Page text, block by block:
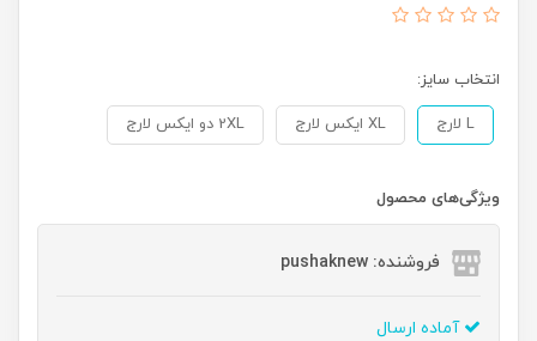
انتخاب سایز:
L لارج XL ایکس لارج 2XL دو ایکس لارج
ویژگی‌های محصول
فروشنده: pushaknew
آماده ارسال